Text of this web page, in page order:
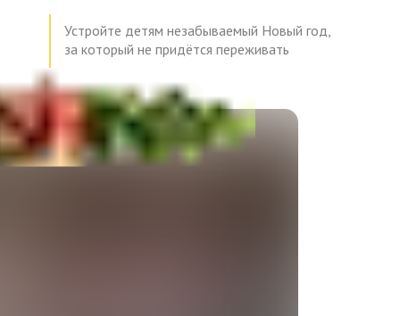
Устройте детям незабываемый Новый год,
за который не придётся переживать